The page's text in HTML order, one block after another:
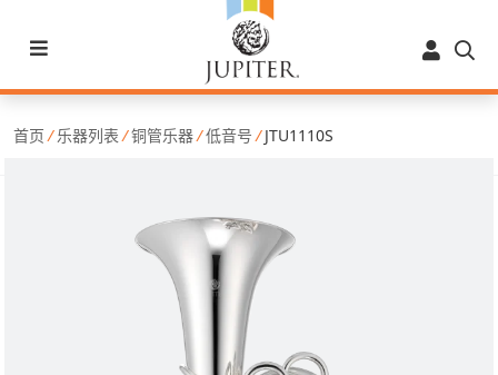
首页 / 乐器列表 /铜管乐器/低音号 / JTU1110S